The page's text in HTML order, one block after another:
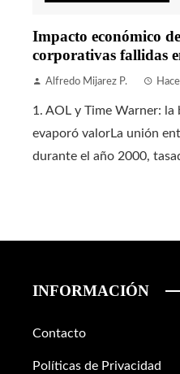
Impacto económico
corporativas fallidas
Alfredo Mijarez P.
1. AOL y Time Warner:
evaporó valorLa unión
durante el año 2000,
INFORMACIÓN
Contacto
Políticas de Privacidad